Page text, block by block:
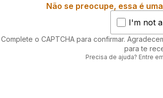
Não se preocupe, essa é
I'm not
Complete o CAPTCHA para confirmar.
para te
Precisa de ajuda? Entre